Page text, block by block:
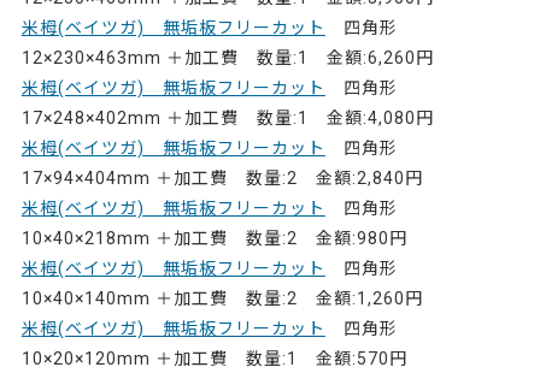
米栂(ベイツガ) 無垢板フリーカット
四角形
12×230×463mm ＋加工費 数量:1 金額:6,260円
米栂(ベイツガ) 無垢板フリーカット
四角形
17×248×402mm ＋加工費 数量:1 金額:4,080円
米栂(ベイツガ) 無垢板フリーカット
四角形
17×94×404mm ＋加工費 数量:2 金額:2,840円
米栂(ベイツガ) 無垢板フリーカット
四角形
10×40×218mm ＋加工費 数量:2 金額:980円
米栂(ベイツガ) 無垢板フリーカット
四角形
10×40×140mm ＋加工費 数量:2 金額:1,260円
米栂(ベイツガ) 無垢板フリーカット
四角形
10×20×120mm ＋加工費 数量:1 金額:570円